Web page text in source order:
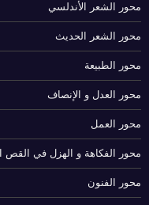
محور الشعر الأندلسي
محور الشعر الحديث
محور الطبيعة
محور العدل و الإنصاف
محور العمل
محور الفكاهة و الهزل في القص
محور الفنون